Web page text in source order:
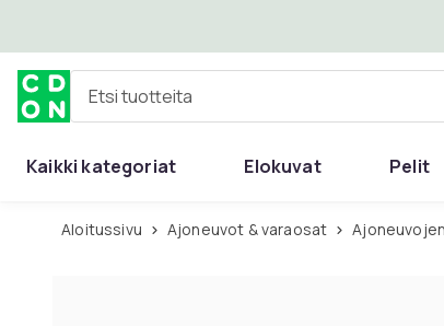
Etsi tuotteita
Kaikki kategoriat Elokuvat Pelit
Aloitussivu Ajoneuvot & varaosat